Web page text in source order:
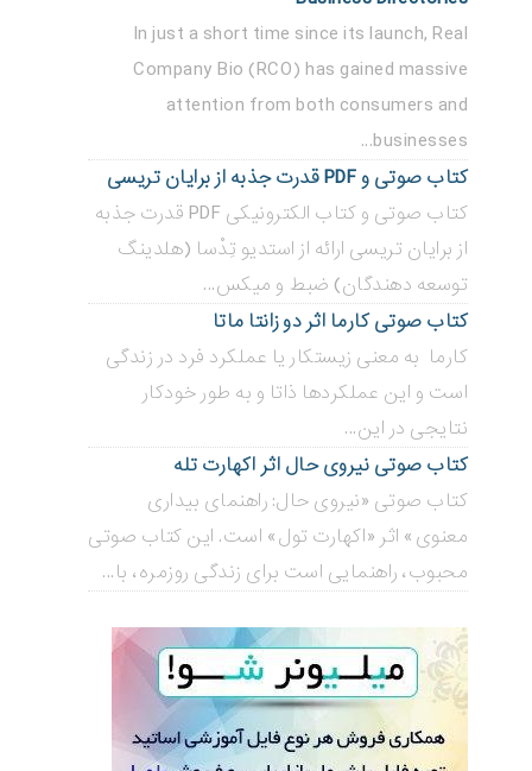
In just a short time since its launch, Real
Company Bio (RCO) has gained massive
attention from both consumers and
businesses...
کتاب صوتی و PDF قدرت جذبه از برایان تریسی
کتاب صوتی و کتاب الکترونیکی PDF قدرت جذبه
از برایان تریسی ارائه از استدیو تِدْسا (هلدینگ
توسعه دهندگان) ضبط و میکس...
کتاب صوتی کارما اثر دو زانتا ماتا
کارما به معنی زیستکار یا عملکرد فرد در زندگی
است و این عملکردها ذاتا و به طور خودکار
نتایجی در این...
کتاب صوتی نیروی حال اثر اکهارت تله
کتاب صوتی «نیروی حال: راهنمای بیداری
معنوی» اثر «اکهارت تول» است. این کتاب صوتی
محبوب، راهنمایی است برای زندگی روزمره، با...